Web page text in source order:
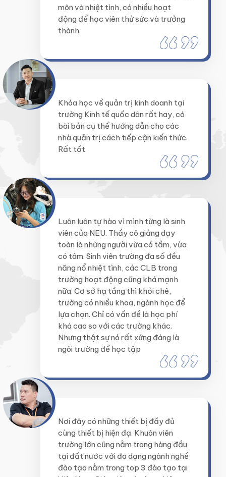
môn và nhiệt tình, có nhiều hoạt
động để học viên thử sức và trưởng
thành.
Khóa học về quản trị kinh doanh tại
trường Kinh tế quốc dân rất hay, có
bài bản cụ thể hướng dẫn cho các
nhà quản trị cách tiếp cận kiến thức.
Rất tốt
Luôn luôn tự hào vì mình từng là sinh
viên của NEU. Thầy cô giảng dạy
toàn là những người vừa có tầm, vừa
có tâm. Sinh viên trường đa số đều
năng nổ nhiệt tình, các CLB trong
trường hoạt động cũng khá mạnh
nữa. Cơ sở hạ tầng thì khỏi chê,
trường có nhiều khoa, ngành học để
lựa chọn. Chỉ có vấn đề là học phí
khá cao so với các trường khác.
Nhưng thật sự nó rất xứng đáng là
ngôi trường để học tập
Nơi đây có những thiết bị đầy đủ
cùng thiết bị hiện đạ. Khuôn viên
trường lớn cũng nằm trong hàng đầu
tại đất nước với đa dạng ngành nghề
đào tạo nằm trong top 3 đào tạo tại